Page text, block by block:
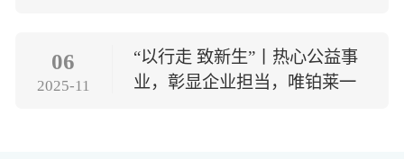
06
2025-11
“以行走 致新生”丨热心公益事
业，彰显企业担当，唯铂莱一